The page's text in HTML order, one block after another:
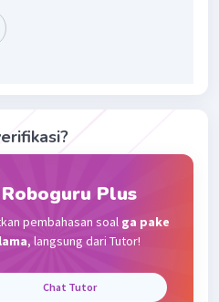
Roboguru Plus
pembahasan soal ga pake
lama, langsung dari Tutor!
Chat Tutor